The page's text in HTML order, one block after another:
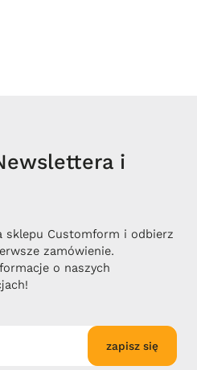
i
sklepu Customform i odbierz
zamówienie.
o naszych
zapisz się